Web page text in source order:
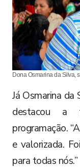
Dona Osmarina da Silva,
Já Osmarina
destacou a
programação.
e valorizada.
para todas nós.”